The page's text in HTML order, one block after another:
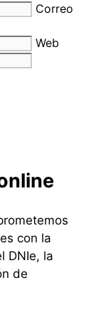
Correo
Web
con la
DNIe, la
de